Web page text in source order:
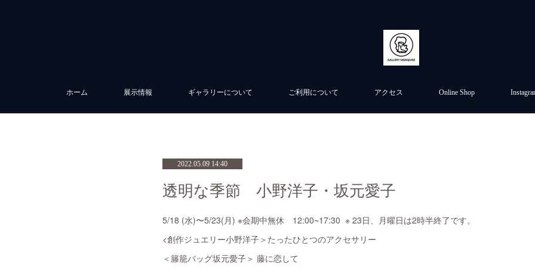
ホーム 展示情報 ギャラリーについて ご利用について アクセス Online Shop
2022.05.09 14:40
透明な季節 小野洋子・坂元愛子
5/18 (水)〜5/23(月) ※会期中無休 12:00~17:30 ※ 23日、月曜日は2時半終了です。
<創作ジュエリー小野洋子＞たったひとつのアクセサリー
＜籐籠バッグ坂元愛子＞ 藤に恋して